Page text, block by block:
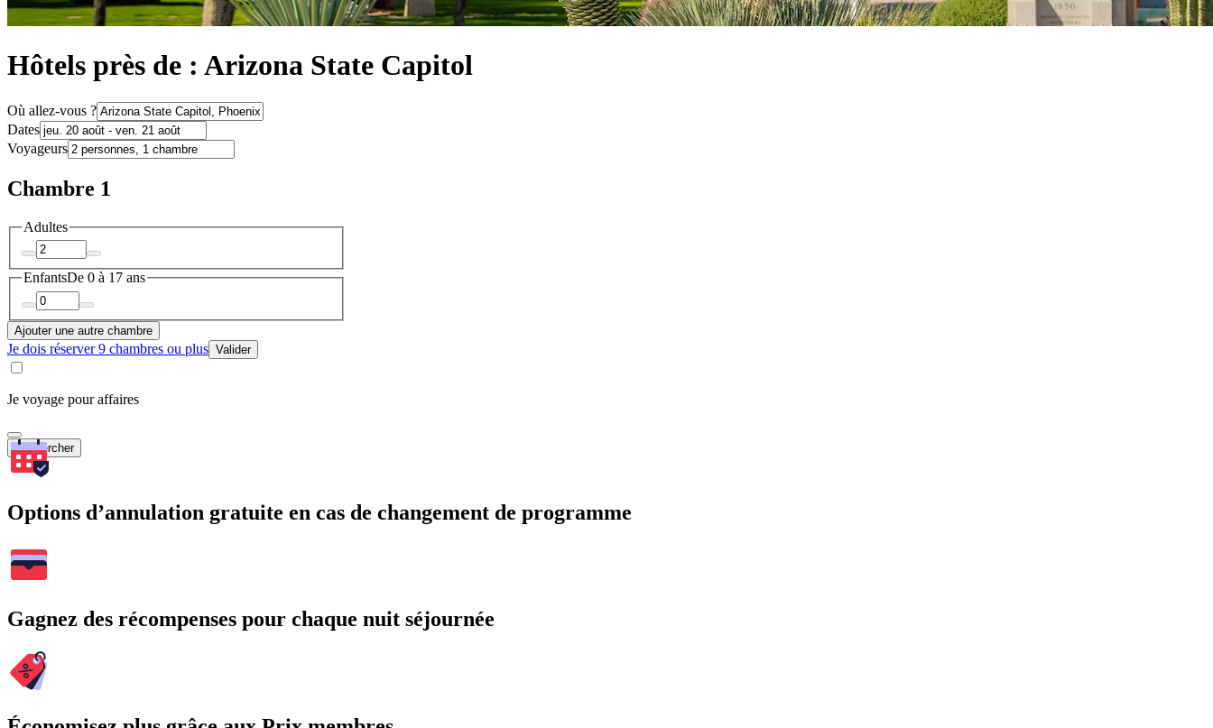
Hôtels près de : Arizona State Capitol
Où allez-vous ?
Dates
Voyageurs
Chambre 1
Adultes
EnfantsDe 0 à 17 ans
Ajouter une autre chambre
Je dois réserver 9 chambres ou plus Valider
Je voyage pour affaires
Rechercher
Options d’annulation gratuite en cas de changement de programme
Gagnez des récompenses pour chaque nuit séjournée